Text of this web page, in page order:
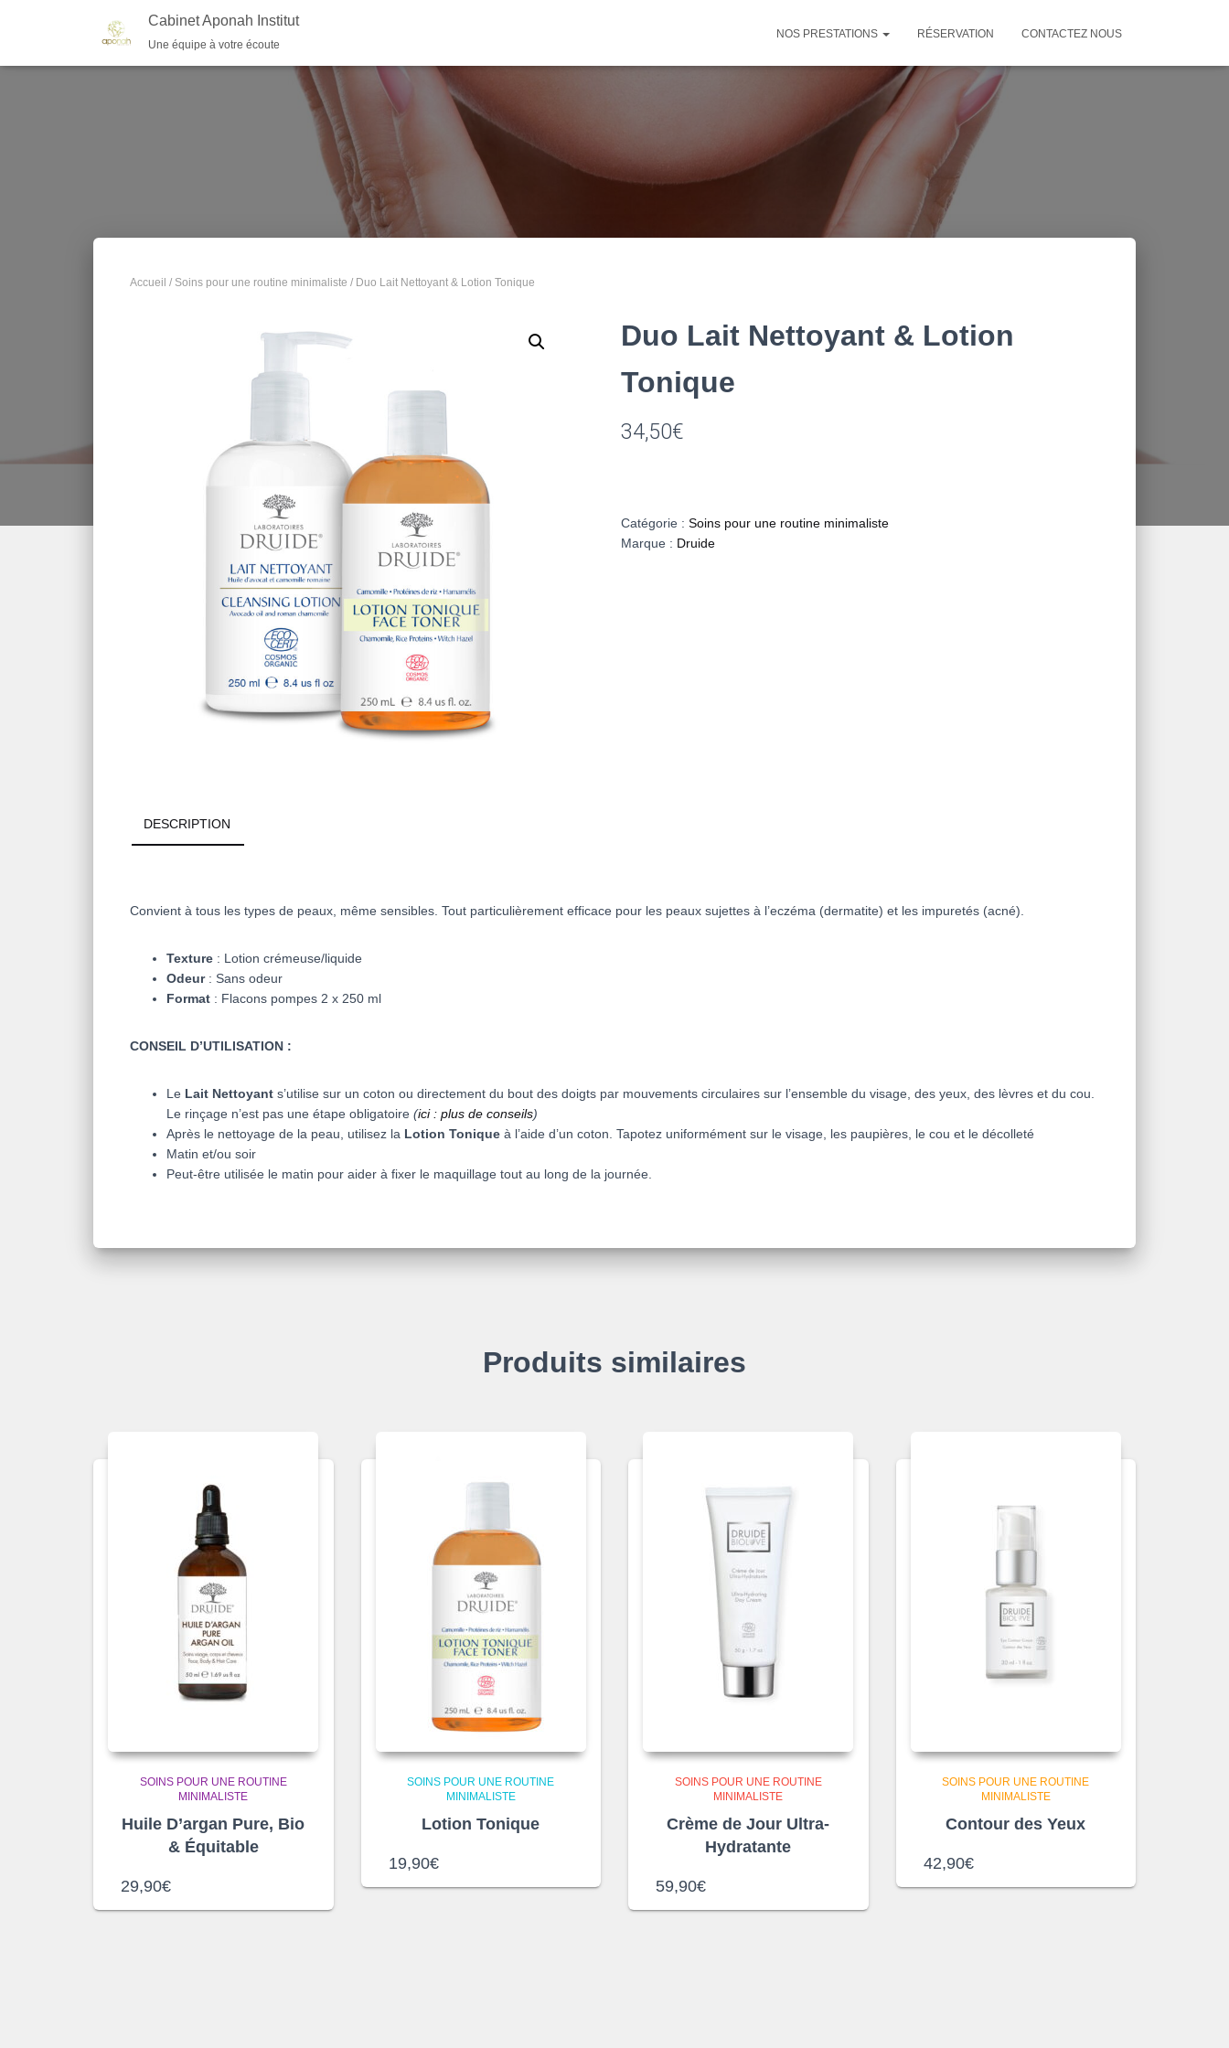
Cabinet Aponah Institut
Une équipe à votre écoute
NOS PRESTATIONS RÉSERVATION CONTACTEZ NOUS
Accueil / Soins pour une routine minimaliste / Duo Lait Nettoyant & Lotion Tonique
Duo Lait Nettoyant & Lotion
Tonique
34,50€
Catégorie : Soins pour une routine minimaliste
Marque : Druide
DESCRIPTION
Convient à tous les types de peaux, même sensibles. Tout particulièrement efficace pour les peaux sujettes à l’eczéma (dermatite) et les impuretés (acné).
Texture : Lotion crémeuse/liquide
Odeur : Sans odeur
Format : Flacons pompes 2 x 250 ml
CONSEIL D’UTILISATION :
Le Lait Nettoyant s’utilise sur un coton ou directement du bout des doigts par mouvements circulaires sur l’ensemble du visage, des yeux, des lèvres et du cou.
Le rinçage n’est pas une étape obligatoire (ici : plus de conseils)
Après le nettoyage de la peau, utilisez la Lotion Tonique à l’aide d’un coton. Tapotez uniformément sur le visage, les paupières, le cou et le décolleté
Matin et/ou soir
Peut-être utilisée le matin pour aider à fixer le maquillage tout au long de la journée.
Produits similaires
SOINS POUR UNE ROUTINE
MINIMALISTE
Huile D’argan Pure, Bio
& Équitable
29,90€
SOINS POUR UNE ROUTINE
MINIMALISTE
Lotion Tonique
19,90€
SOINS POUR UNE ROUTINE
MINIMALISTE
Crème de Jour Ultra-
Hydratante
59,90€
SOINS POUR UNE ROUTINE
MINIMALISTE
Contour des Yeux
42,90€